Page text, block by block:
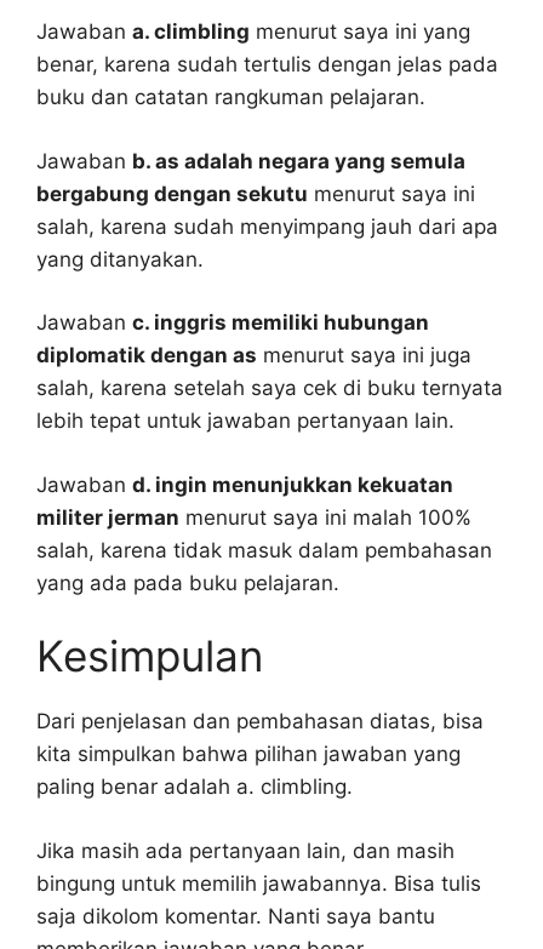
Jawaban a. climbling menurut saya ini yang
benar, karena sudah tertulis dengan jelas pada
buku dan catatan rangkuman pelajaran.
Jawaban b. as adalah negara yang semula
bergabung dengan sekutu menurut saya ini
salah, karena sudah menyimpang jauh dari apa
yang ditanyakan.
Jawaban c. inggris memiliki hubungan
diplomatik dengan as menurut saya ini juga
salah, karena setelah saya cek di buku ternyata
lebih tepat untuk jawaban pertanyaan lain.
Jawaban d. ingin menunjukkan kekuatan
militer jerman menurut saya ini malah 100%
salah, karena tidak masuk dalam pembahasan
yang ada pada buku pelajaran.
Kesimpulan
Dari penjelasan dan pembahasan diatas, bisa
kita simpulkan bahwa pilihan jawaban yang
paling benar adalah a. climbling.
Jika masih ada pertanyaan lain, dan masih
bingung untuk memilih jawabannya. Bisa tulis
saja dikolom komentar. Nanti saya bantu